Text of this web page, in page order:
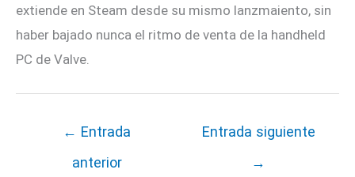
extiende en Steam desde su mismo lanzmaiento, sin
haber bajado nunca el ritmo de venta de la handheld
PC de Valve.
← Entrada
anterior
Entrada siguiente
→